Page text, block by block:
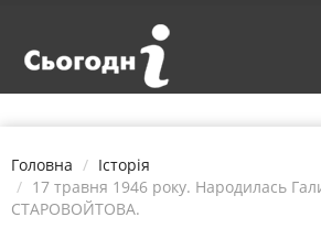
Головна
Історія
17 травня 1946 року. Народилась
СТАРОВОЙТОВА.